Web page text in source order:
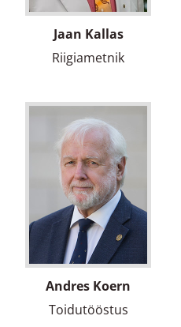
Jaan Kallas
Riigiametnik
Andres Koern
Toidutööstus